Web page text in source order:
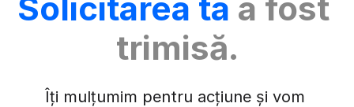
Solicitarea ta a fost
trimisă.
Îți mulțumim pentru acțiune și vom